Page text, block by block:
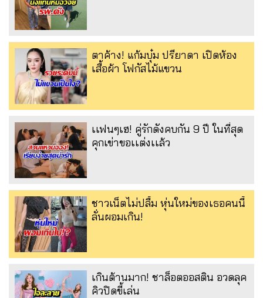
ตาค้าง! แก้มบุ๋ม ปรียาดา เปิดห้อง
เสื้อผ้า โฟกัสไม้แขวน
เเฟนๆเฮ! คู่รักดังคบกัน 9 ปี ในที่สุด
คุกเข่าขอเเต่งเเล้ว
ชาวเน็ตไม่ปลื้ม หุ่นใหม่ของเธอคนนี้
ลั่นผอมเกิน!
เกินต้านมาก! ชาล็อตออสติน อวดลุค
คิวปิดขี้เล่น